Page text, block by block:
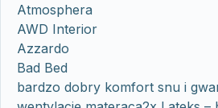
Atmosphera
AWD Interior
Azzardo
Bad Bed
bardzo dobry komfort snu i